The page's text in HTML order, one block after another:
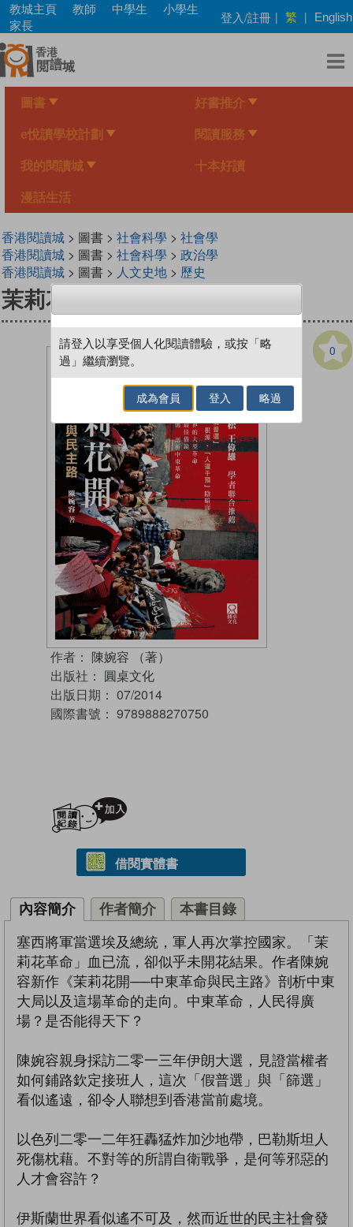
Skip
main
content
教城主頁 教師 中學生
小學生
家長
登入/註冊 | 繁 | English
圖書 好書推介
e悅讀學校計劃 閱讀服務
我的閱讀城 十本好讀
漫話生活
香港閱讀城> 圖書 > 社會科學 > 社會學
香港閱讀城> 圖書 > 社會科學 > 政治學
香港閱讀城> 圖書 > 人文史地> 歷史
茉莉花開──中東革命與民主路
0
作者： 陳婉容 （著）
出版社： 圓桌文化
出版日期： 07/2014
國際書號： 9789888270750
借閱實體書
內容簡介 作者簡介 本書目錄
塞西將軍當選埃及總統，軍人再次掌控國家。「茉
莉花革命」血已流，卻似乎未開花結果。作者陳婉
容新作《茉莉花開──中東革命與民主路》剖析中東
大局以及這場革命的走向。中東革命，人民得廣
場？是否能得天下？
陳婉容親身採訪二零一三年伊朗大選，見證當權者
如何鋪路欽定接班人，這次「假普選」與「篩選」
看似遙遠，卻令人聯想到香港當前處境。
以色列二零一二年狂轟猛炸加沙地帶，巴勒斯坦人
死傷枕藉。不對等的所謂自衛戰爭，是何等邪惡的
人才會容許？
伊斯蘭世界看似遙不可及，然而近世的民主社會發
請登入以享受個人化閱讀體驗，或按「略
過」繼續瀏覽。
成為會員 登入 略過